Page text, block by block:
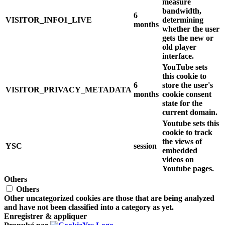
VISITOR_INFO1_LIVE
6
months
bandwidth,
determining
whether the user
gets the new or
old player
interface.
VISITOR_PRIVACY_METADATA
6
months
YouTube sets
this cookie to
store the user's
cookie consent
state for the
current domain.
YSC session
Youtube sets this
cookie to track
the views of
embedded
videos on
Youtube pages.
Others
Others
Other uncategorized cookies are those that are being analyzed
and have not been classified into a category as yet.
Enregistrer & appliquer